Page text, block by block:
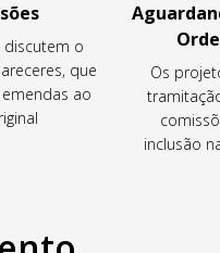
discutem o
que
ao
Os
inclusão